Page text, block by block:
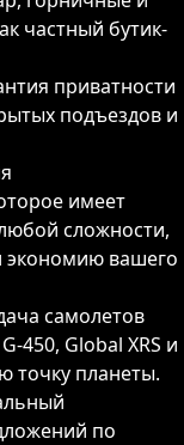
частный бутик-
приватности
подъездов и
имеет
сложности,
экономию вашего
самолетов
450, Global XRS и
точку планеты.
по